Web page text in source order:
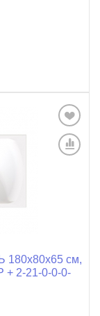
см,
+ 2-21-0-0-0-